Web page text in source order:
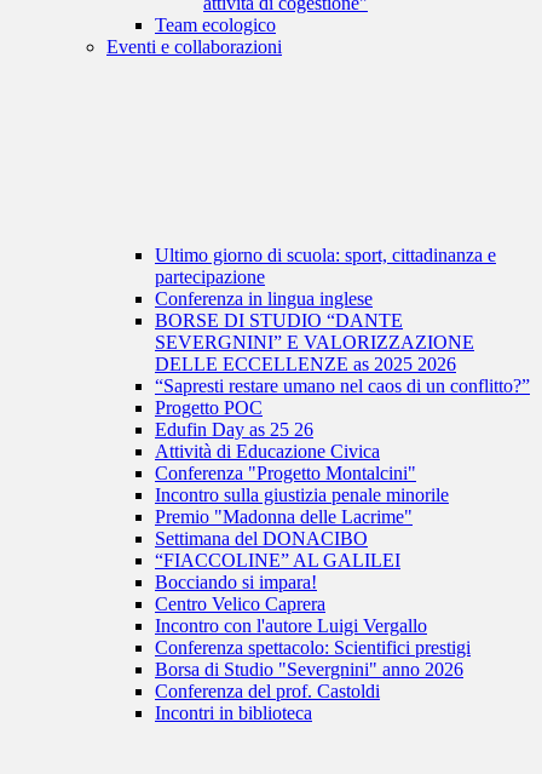
Team ecologico
Eventi e collaborazioni
Ultimo giorno di scuola: sport, cittadinanza e
partecipazione
Conferenza in lingua inglese
BORSE DI STUDIO “DANTE
SEVERGNINI” E VALORIZZAZIONE
DELLE ECCELLENZE as 2025 2026
“Sapresti restare umano nel caos di un conflitto?”
Progetto POC
Edufin Day as 25 26
Attività di Educazione Civica
Conferenza "Progetto Montalcini"
Incontro sulla giustizia penale minorile
Premio "Madonna delle Lacrime"
Settimana del DONACIBO
“FIACCOLINE” AL GALILEI
Bocciando si impara!
Centro Velico Caprera
Incontro con l'autore Luigi Vergallo
Conferenza spettacolo: Scientifici prestigi
Borsa di Studio "Severgnini" anno 2026
Conferenza del prof. Castoldi
Incontri in biblioteca